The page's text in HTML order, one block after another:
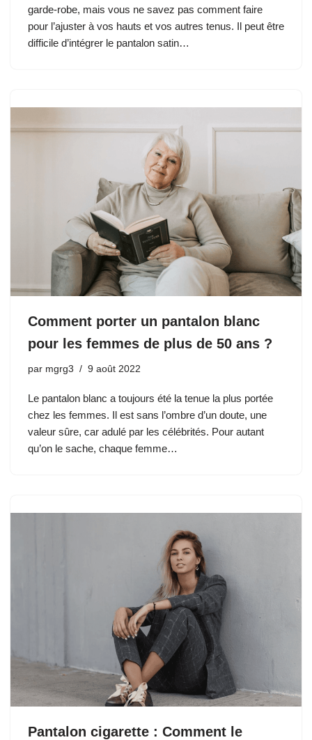
garde-robe, mais vous ne savez pas comment faire
pour l’ajuster à vos hauts et vos autres tenus. Il peut être
difficile d’intégrer le pantalon satin…
Comment porter un pantalon blanc
pour les femmes de plus de 50 ans ?
par mgrg3 9 août 2022
Le pantalon blanc a toujours été la tenue la plus portée
chez les femmes. Il est sans l’ombre d’un doute, une
valeur sûre, car adulé par les célébrités. Pour autant
qu’on le sache, chaque femme…
Pantalon cigarette : Comment le